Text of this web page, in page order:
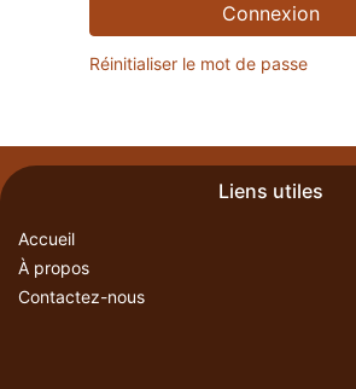
Connexion
Réinitialiser le mot de passe
Liens utiles
Accueil
À propos
Contactez-nous